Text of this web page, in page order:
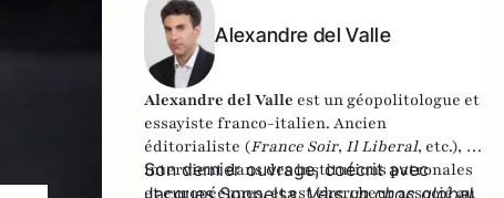
Alexandre del Valle
Alexandre del Valle est un géopolitologue et
essayiste franco-italien. Ancien
éditorialiste (France Soir, Il Liberal, etc.), il
intervient dans des institutions patronales
et européennes, et est chercheur associé au
Son dernier ouvrage, coécrit avec